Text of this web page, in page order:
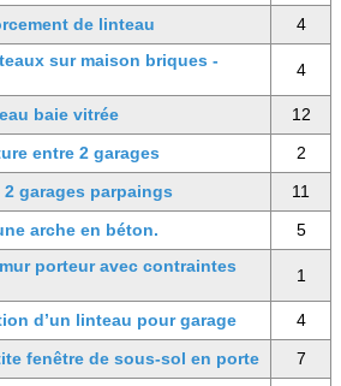
de linteau
4
sur maison briques -
4
baie vitrée
12
entre 2 garages
2
garages parpaings
11
arche en béton.
5
porteur avec contraintes
1
d’un linteau pour garage
4
fenêtre de sous-sol en porte
7